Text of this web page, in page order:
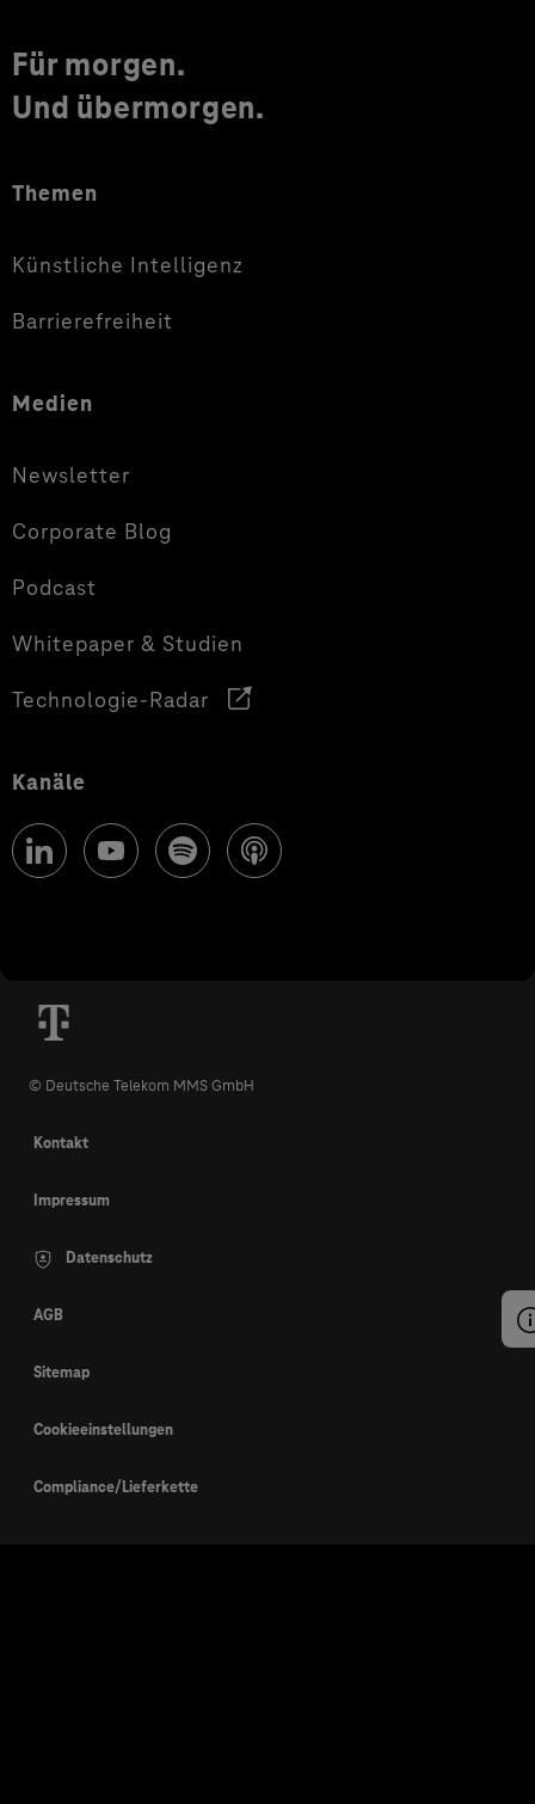
Für morgen.
Und übermorgen.
Themen
Künstliche Intelligenz
Barrierefreiheit
Medien
Newsletter
Corporate Blog
Podcast
Whitepaper & Studien
Technologie-Radar
Kanäle
© Deutsche Telekom MMS GmbH
Kontakt
Impressum
Datenschutz
AGB
Sitemap
Cookieeinstellungen
Compliance/Lieferkette